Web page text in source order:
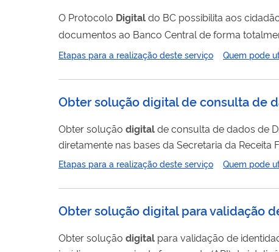
O Protocolo Digitaldo BC possibilita aos cidadãos, às empresas, às instituições supervisionadas e às entidades públicas enviar
documentos ao Banco Central de forma
custos. Após enviados, os documentos são analisados pela área do BC responsável pela demanda. Assim, é importante saber
quais os documentos são necessários para ter
Etapas para a realização deste serviço Quem pode
Obter solução digital de consulta de
Obter solução digitalde consulta de dados de Dívida Ativa é um serviço que integra uma
diretamente nas bases da Secretaria da
relacionadas à Dívida Ativa da União, geridas
Para realizar a consulta, é necessário o envio
Etapas para a realização deste serviço Quem pode
Obter solução digital para validação
Obter solução digital para validação de identidade (Datavalid) é um serviço de